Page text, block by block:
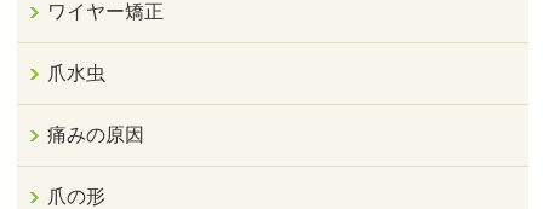
ワイヤー矯正
爪水虫
痛みの原因
爪の形